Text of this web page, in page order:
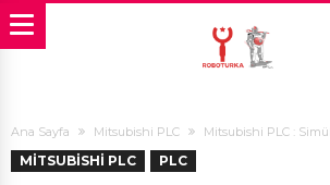
Ana Sayfa Mitsubishi PLC Mitsubishi PLC :
MITSUBISHI PLC PLC